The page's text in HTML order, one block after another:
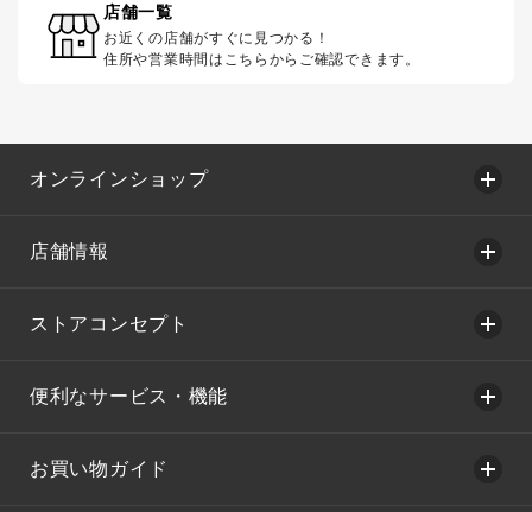
店舗一覧
お近くの店舗がすぐに見つかる！
住所や営業時間はこちらからご確認できます。
オンラインショップ
店舗情報
ストアコンセプト
便利なサービス・機能
お買い物ガイド